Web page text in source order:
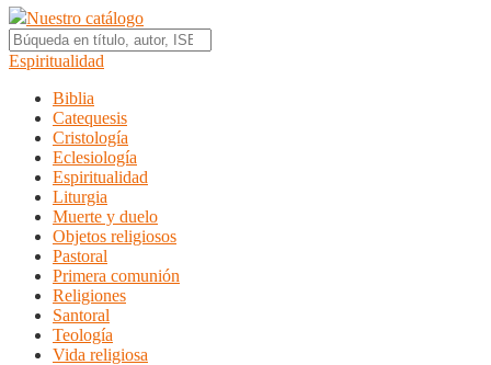
Nuestro catálogo
Espiritualidad
Biblia
Catequesis
Cristología
Eclesiología
Espiritualidad
Liturgia
Muerte y duelo
Objetos religiosos
Pastoral
Primera comunión
Religiones
Santoral
Teología
Vida religiosa